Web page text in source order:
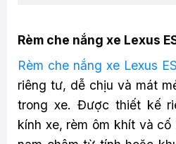
Rèm che nắng xe Lexus
Rèm che nắng xe Lexus ES
riêng tư, dễ chịu và mát
trong xe. Được thiết kế
kính xe, rèm ôm khít và